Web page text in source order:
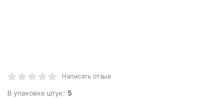
Написать отзыв
В упаковке штук: 5